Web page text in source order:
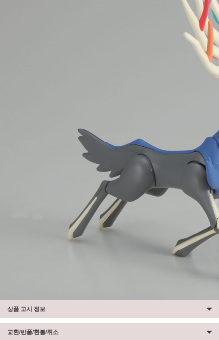
상품 고시 정보
교환/반품/환불/취소